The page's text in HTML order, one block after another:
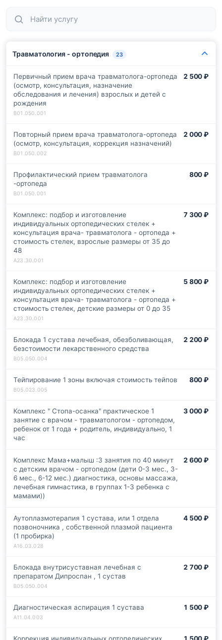
Травматология - ортопедия 23
Первичный прием врача травматолога-ортопеда
(осмотр, консультация, назначение
обследования и лечения) взрослых и детей с
рождения
2 500 ₽
Повторный прием врача травматолога-ортопеда
(осмотр, консультация, коррекция назначений)
2 000 ₽
Профилактический прием травматолога
-ортопеда
800 ₽
Комплекс: подбор и изготовление
индивидуальных ортопедических стелек +
консультация врача- травматолога - ортопеда +
стоимость стелек, взрослые размеры от 35 до
48
7 300 ₽
Комплекс: подбор и изготовление
индивидуальных ортопедических стелек +
консультация врача- травматолога - ортопеда +
стоимость стелек, детские размеры от 0 до 35
5 800 ₽
Блокада 1 сустава лечебная, обезболивающая,
безстоимости лекарственного средства
2 200 ₽
Тейпирование 1 зоны включая стоимость тейпов 800 ₽
Комплекс " Стопа-осанка" практическое 1
занятие с врачом - травматологом - ортопедом,
ребенок от 1 года + родитель, индивидуально, 1
час
3 000 ₽
Комплекс Мама+малыш :3 занятия по 40 минут
с детским врачом - ортопедом (дети 0-3 мес., 3-
6 мес., 6-12 мес.) диагностика, основы массажа,
лечебная гимнастика, в группах 1-3 ребенка с
мамами))
2 600 ₽
Аутоплазмотерапия 1 сустава, или 1 отдела
позвоночника , собственной плазмой пациента
(1 пробирка)
4 500 ₽
Блокада внутрисуставная лечебная с
препаратом Дипроспан , 1 сустав
2 700 ₽
Диагностическая аспирация 1 сустава 1 500 ₽